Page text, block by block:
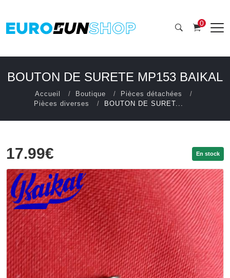
0
BOUTON DE SURETE MP153 BAIKAL
Accueil Boutique
Pièces détachées
Pièces diverses
BOUTON DE SURET...
17.99€ En stock